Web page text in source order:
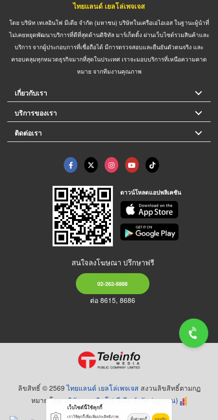
ไทยแลนด์ เยลโล่เพจเจส
โดย บริษัท เทเลอินโฟ มีเดีย จำกัด (มหาชน) บริษัทในเครือเอไอเอส ในฐานะผู้นำที่
ไม่เคยหยุดพัฒนาบริการที่ดีที่สุดด้านดิจิทัล มาร์เก็ตติ้ง ผ่านเว็บไซต์รวมสินค้าและ
บริการ จากผู้ประกอบการที่เชื่อถือได้ มีการตรวจสอบและยืนยันตัวตนจริง และ
ครอบคลุมทุกหมวดธุรกิจมากที่สุดในประเทศ เราจะมอบบริการที่เหนือความคาด
หมาย จากทีมงานคุณภาพ
เกี่ยวกับเรา
บริการของเรา
ติดต่อเรา
ดาวน์โหลดแอปพลิเคชัน
สนใจลงโฆษณา ปรึกษาฟรี
02-262-8888
ต่อ 8615, 8686
ลิขสิทธิ์ © 2569ไทยแลนด์ เยลโล่เพจเจส สงวนลิขสิทธิ์ตามกฏ
หมาย โดยบริษัท เทเลอินโฟ มีเดีย จำกัด (มหาชน)
เว็บไซต์นี้ใช้คุกกี้
เราใช้คุกกี้เพื่อเพิ่มประสิทธิภาพ
ตั้งค่าคุกกี้ ยอมรับ